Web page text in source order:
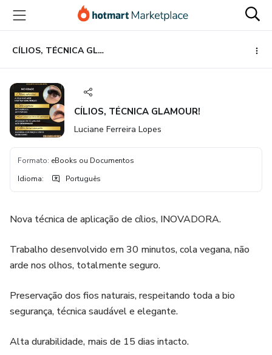
para
conteúdo
principal
para
pagamento
para
rodapé
CÍLIOS, TÉCNICA GLAMOUR!
CÍLIOS, TÉCNICA GLAMOUR!
Luciane Ferreira Lopes
Formato: eBooks ou Documentos
Idioma: Português
Nova técnica de aplicação de cílios, INOVADORA.
Trabalho desenvolvido em 30 minutos, cola vegana, não
arde nos olhos, totalmente seguro.
Preservação dos fios naturais, respeitando toda a bio
segurança, técnica saudável e elegante.
Alta durabilidade, mais de 15 dias intacto.